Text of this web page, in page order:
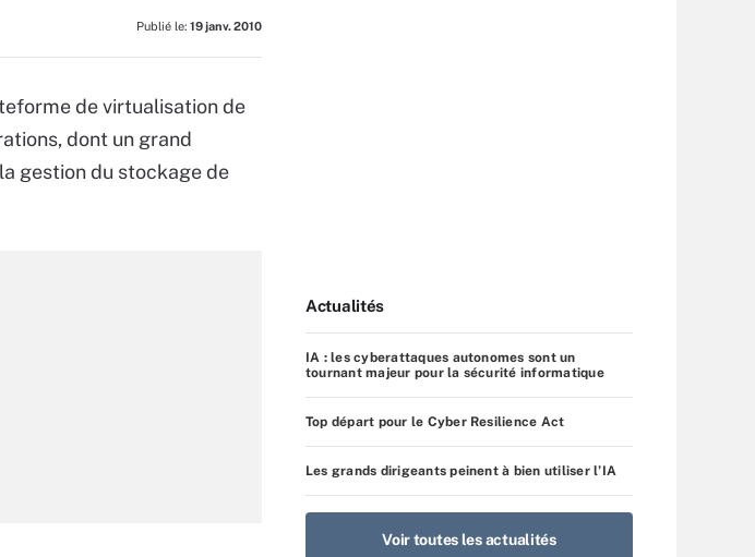
Publié le: 19 janv. 2010
de virtualisation de
dont un grand
gestion du stockage de
Actualités
IA : les cyberattaques autonomes sont un
tournant majeur pour la sécurité informatique
Top départ pour le Cyber Resilience Act
Les grands dirigeants peinent à bien utiliser l’IA
Voir toutes les actualités